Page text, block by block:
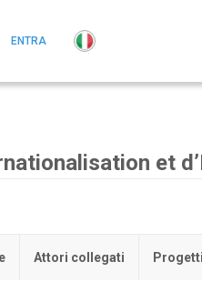
ENTRA
et
Attori collegati